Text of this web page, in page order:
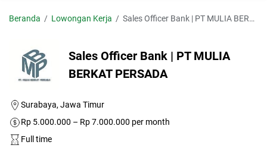
Beranda Lowongan Kerja Sales Officer Bank | PT MULIA BERKAT PERSADA
Sales Officer Bank | PT MULIA
BERKAT PERSADA
Surabaya, Jawa Timur
Rp 5.000.000 – Rp 7.000.000 per month
Full time